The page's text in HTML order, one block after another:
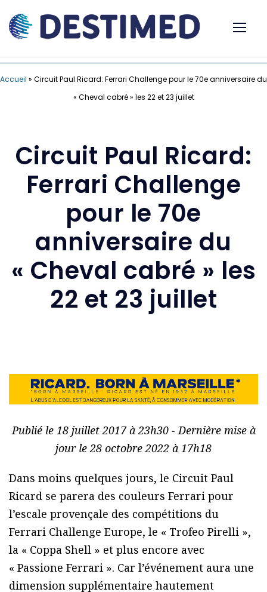
Accueil » Circuit Paul Ricard: Ferrari Challenge pour le 70e anniversaire du
« Cheval cabré » les 22 et 23 juillet
Circuit Paul Ricard:
Ferrari Challenge
pour le 70e
anniversaire du
« Cheval cabré » les
22 et 23 juillet
Publié le 18 juillet 2017 à 23h30 - Dernière mise à
jour le 28 octobre 2022 à 17h18
Dans moins quelques jours, le Circuit Paul
Ricard se parera des couleurs Ferrari pour
l’escale provençale des compétitions du
Ferrari Challenge Europe, le « Trofeo Pirelli »,
la « Coppa Shell » et plus encore avec
« Passione Ferrari ». Car l’événement aura une
dimension supplémentaire hautement